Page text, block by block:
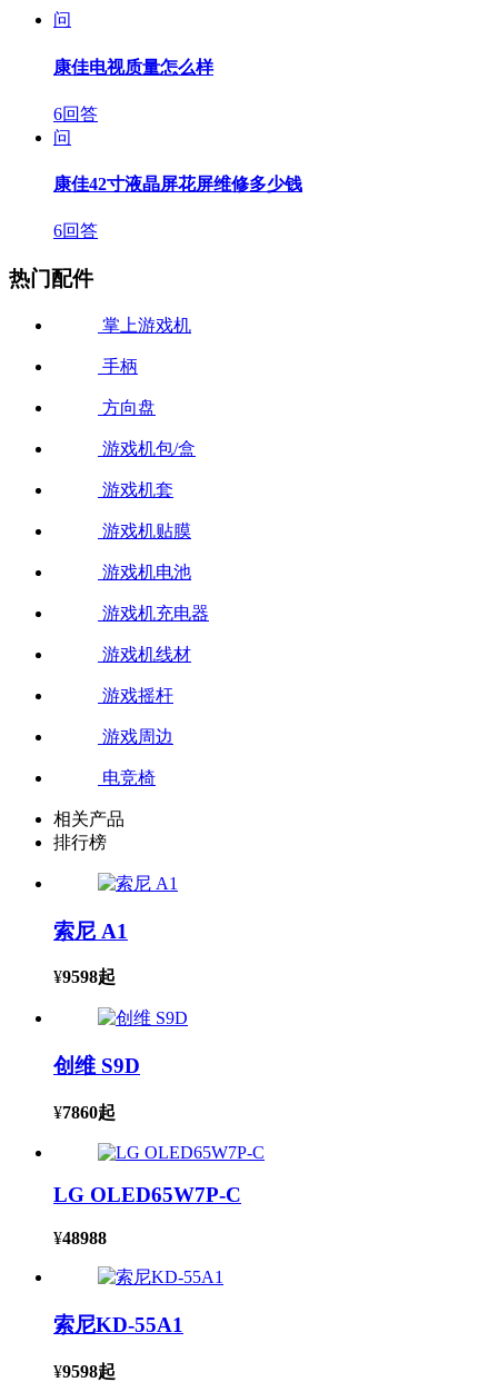
问
康佳电视质量怎么样
6回答
问
康佳42寸液晶屏花屏维修多少钱
6回答
热门配件
掌上游戏机
手柄
方向盘
游戏机包/盒
游戏机套
游戏机贴膜
游戏机电池
游戏机充电器
游戏机线材
游戏摇杆
游戏周边
电竞椅
相关产品
排行榜
索尼 A1
¥9598起
创维 S9D
¥7860起
LG OLED65W7P-C
¥48988
索尼KD-55A1
¥9598起